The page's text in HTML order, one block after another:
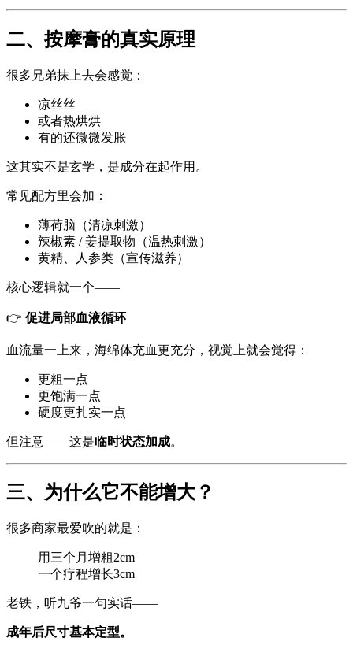
二、按摩膏的真实原理
很多兄弟抹上去会感觉：
凉丝丝
或者热烘烘
有的还微微发胀
这其实不是玄学，是成分在起作用。
常见配方里会加：
薄荷脑（清凉刺激）
辣椒素 / 姜提取物（温热刺激）
黄精、人参类（宣传滋养）
核心逻辑就一个——
👉 促进局部血液循环
血流量一上来，海绵体充血更充分，视觉上就会觉得：
更粗一点
更饱满一点
硬度更扎实一点
但注意——这是临时状态加成。
三、为什么它不能增大？
很多商家最爱吹的就是：
用三个月增粗2cm
一个疗程增长3cm
老铁，听九爷一句实话——
成年后尺寸基本定型。